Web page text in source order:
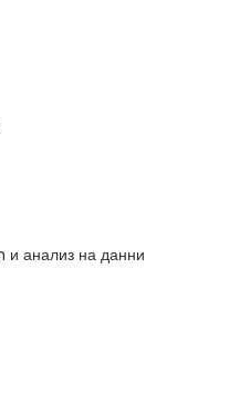
анализ на данни